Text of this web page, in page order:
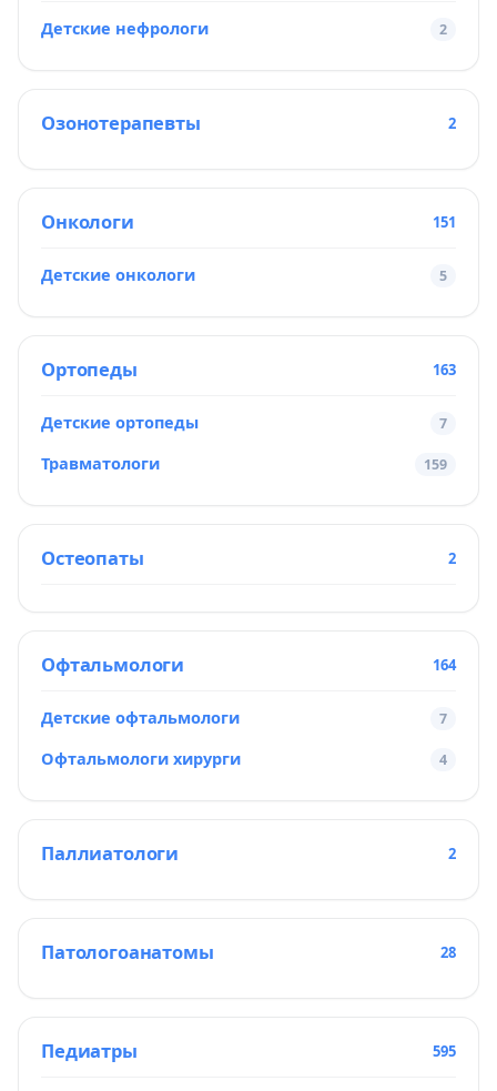
Детские нефрологи 2
Озонотерапевты 2
Онкологи 151
Детские онкологи 5
Ортопеды 163
Детские ортопеды 7
Травматологи 159
Остеопаты 2
Офтальмологи 164
Детские офтальмологи 7
Офтальмологи хирурги 4
Паллиатологи 2
Патологоанатомы 28
Педиатры 595